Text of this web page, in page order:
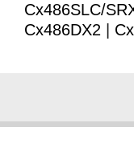
Cx486SLC/
Cx486DX2